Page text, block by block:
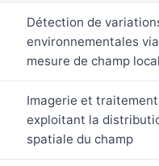
Détection de
environnementales
mesure de champ local
Imagerie et traitement
exploitant la
spatiale du champ